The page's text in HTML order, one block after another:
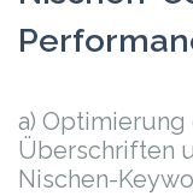
a) Optimierung
Überschriften
Nischen-